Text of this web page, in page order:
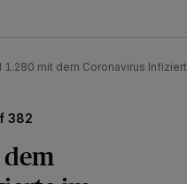
1.280 mit dem Coronavirus
382